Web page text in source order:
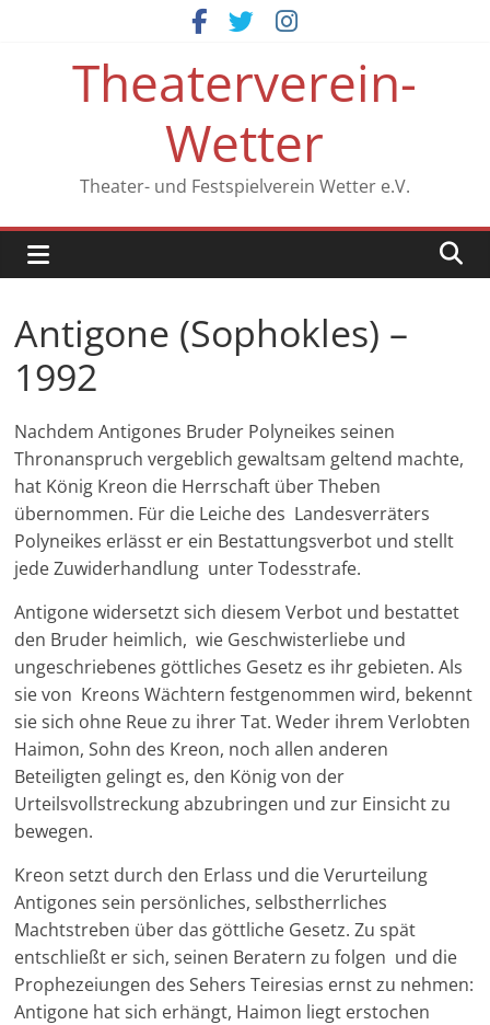
Theaterverein-
Wetter
Theater- und Festspielverein Wetter e.V.
Antigone (Sophokles) –
1992
Nachdem Antigones Bruder Polyneikes seinen
Thronanspruch vergeblich gewaltsam geltend machte,
hat König Kreon die Herrschaft über Theben
übernommen. Für die Leiche des Landesverräters
Polyneikes erlässt er ein Bestattungsverbot und stellt
jede Zuwiderhandlung unter Todesstrafe.
Antigone widersetzt sich diesem Verbot und bestattet
den Bruder heimlich, wie Geschwisterliebe und
ungeschriebenes göttliches Gesetz es ihr gebieten. Als
sie von Kreons Wächtern festgenommen wird, bekennt
sie sich ohne Reue zu ihrer Tat. Weder ihrem Verlobten
Haimon, Sohn des Kreon, noch allen anderen
Beteiligten gelingt es, den König von der
Urteilsvollstreckung abzubringen und zur Einsicht zu
bewegen.
Kreon setzt durch den Erlass und die Verurteilung
Antigones sein persönliches, selbstherrliches
Machtstreben über das göttliche Gesetz. Zu spät
entschließt er sich, seinen Beratern zu folgen und die
Prophezeiungen des Sehers Teiresias ernst zu nehmen:
Antigone hat sich erhängt, Haimon liegt erstochen